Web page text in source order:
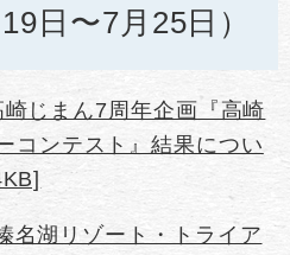
日〜7月25日）
じまん7周年企画『高崎
コンテスト』結果につい
名湖リゾート・トライア